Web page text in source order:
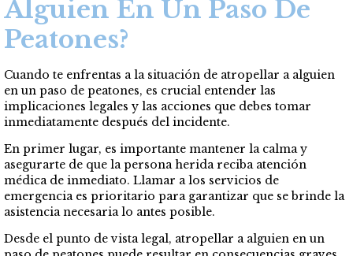
Alguien En Un Paso De
Peatones?
Cuando te enfrentas a la situación de atropellar a alguien
en un paso de peatones, es crucial entender las
implicaciones legales y las acciones que debes tomar
inmediatamente después del incidente.
En primer lugar, es importante mantener la calma y
asegurarte de que la persona herida reciba atención
médica de inmediato. Llamar a los servicios de
emergencia es prioritario para garantizar que se brinde la
asistencia necesaria lo antes posible.
Desde el punto de vista legal, atropellar a alguien en un